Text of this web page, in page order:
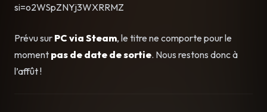
si=o2WSpZNYj3WXRRMZ
Prévu sur PC via Steam, le titre ne comporte pour le
moment pas de date de sortie. Nous restons donc à
l’affût !